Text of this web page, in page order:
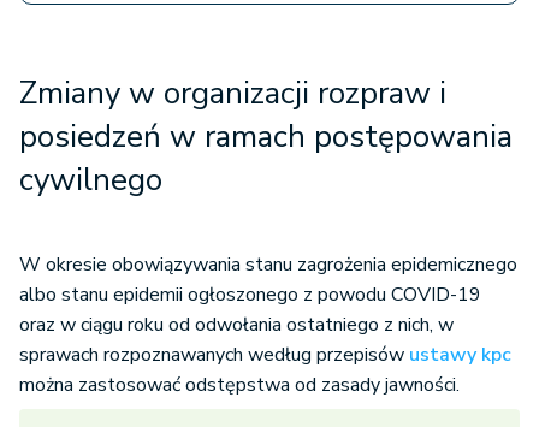
Zmiany w organizacji rozpraw i
posiedzeń w ramach postępowania
cywilnego
W okresie obowiązywania stanu zagrożenia epidemicznego
albo stanu epidemii ogłoszonego z powodu COVID-19
oraz w ciągu roku od odwołania ostatniego z nich, w
sprawach rozpoznawanych według przepisów ustawy kpc
można zastosować odstępstwa od zasady jawności.